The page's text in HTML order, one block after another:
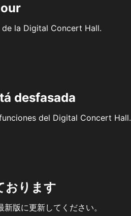
la Digital Concert Hall.
desfasada
del Digital Concert Hall.
おります
版に更新してください。